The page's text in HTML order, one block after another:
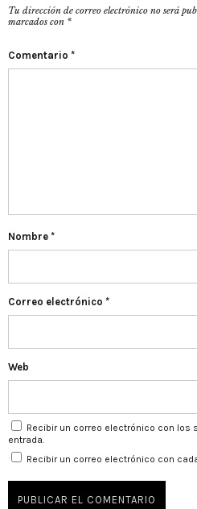
Tu dirección de correo electrónico no será
marcados con *
Comentario *
Nombre *
Correo electrónico *
Web
Recibir un correo electrónico con los
entrada.
Recibir un correo electrónico con